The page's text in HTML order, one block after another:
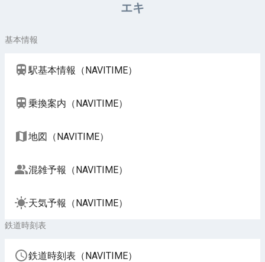
エキ
基本情報
駅基本情報（NAVITIME）
乗換案内（NAVITIME）
地図（NAVITIME）
混雑予報（NAVITIME）
天気予報（NAVITIME）
鉄道時刻表
鉄道時刻表（NAVITIME）